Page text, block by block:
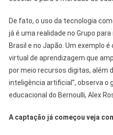
De fato, o uso da tecnologia
já é uma realidade no Grupo
Brasil e no Japão. Um exemplo
virtual de aprendizagem que
por meio recursos digitas, além
inteligência artificial”, observa o
educacional do Bernoulli, Alex
A captação já começou veja